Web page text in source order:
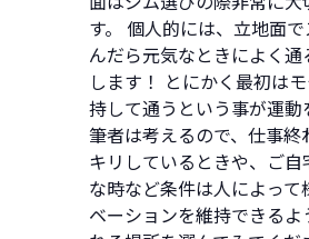
す。 個人的には、立地面
んだら元気なときによく
します！ とにかく最初は
持して通うという事が運動
筆者は考えるので、仕事終
キリしているときや、ご
な時など条件は人によっ
ベーションを維持できる